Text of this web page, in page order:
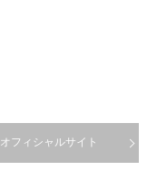
オフィシャルサイト